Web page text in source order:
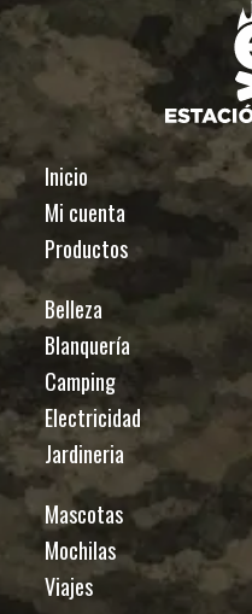
Inicio
Mi cuenta
Productos
Belleza
Blanquería
Camping
Electricidad
Jardineria
Mascotas
Mochilas
Viajes